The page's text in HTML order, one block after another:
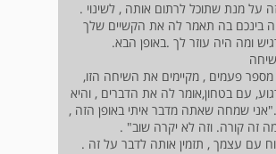
על מנת שתוכל לרתום אותה , לשינוי .
בינכם בה תאמר לה את הקשיים שלך
ומה היה עוזר לך .באופן הבא.
מספר פעמים , מקיימים את השיחה הזו,
עם בטחון,אומר לה את הדברים , והיא
שמחה שאתה מדבר איתי באופן הזה ,
זה קורה. וזה לא יקרה שוב" .
עם עצמך , תזמין אותה לדבר על זה .